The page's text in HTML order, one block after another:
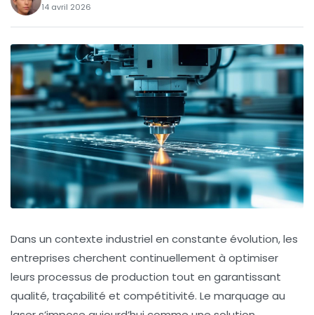
14 avril 2026
Dans un contexte industriel en constante évolution, les
entreprises cherchent continuellement à optimiser
leurs processus de production tout en garantissant
qualité, traçabilité et compétitivité. Le marquage au